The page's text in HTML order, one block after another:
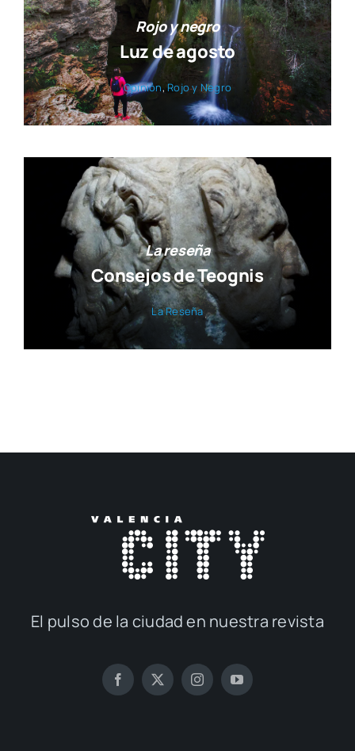
Rojo y negro
Luz de agosto
Opi­nión, Rojo y Negro
La reseña
Consejos de Teognis
La Rese­ña
El pul­so de la ciu­dad en nues­tra revis­ta